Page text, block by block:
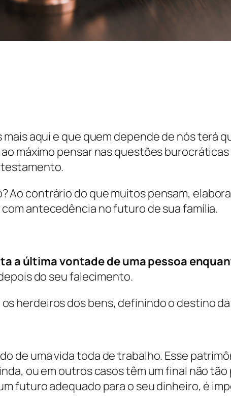
aqui e que quem depende de nós terá
máximo pensar nas questões
testamento.
Ao contrário do que muitos pensam,
antecedência no futuro de sua família.
a última vontade de uma pessoa
do seu falecimento.
herdeiros dos bens, definindo o destino
de uma vida toda de trabalho. Esse
ou em outros casos têm um final não
futuro adequado para o seu dinheiro, é